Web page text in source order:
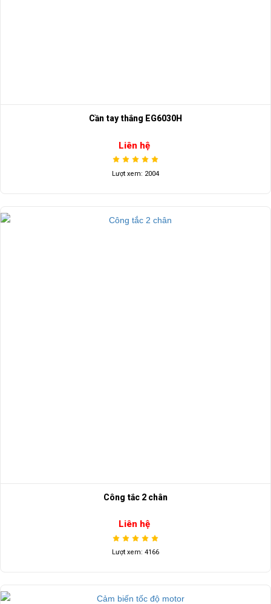
Cần tay thắng EG6030H
Liên hệ
Lượt xem: 2004
Công tắc 2 chân
Liên hệ
Lượt xem: 4166